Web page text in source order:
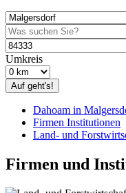
Umkreis
Auf geht's!
Dahoam in
Firmen Institutionen
Land- und
Firmen und